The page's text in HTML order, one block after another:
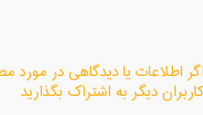
اطلاعات یا دیدگاهی در مورد
دیگر به اشتراک بگذارید